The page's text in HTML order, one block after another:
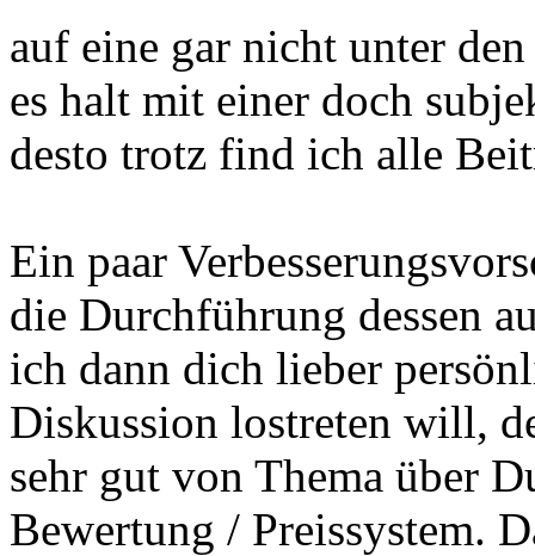
auf eine gar nicht unter
es halt mit einer doch
desto trotz find ich alle
Ein paar
die Durchführung dessen
ich dann dich lieber
Diskussion lostreten will,
sehr gut von Thema über
Bewertung / Preissystem.